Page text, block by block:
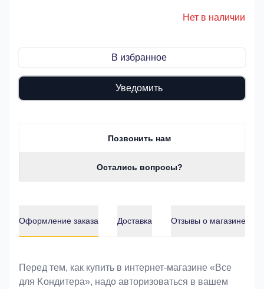
Нет в наличии
В избранное
Уведомить
Позвонить нам
Остались вопросы?
Оформление заказа Доставка Отзывы о магазине
Оформление заказа
Перед тем, как купить в интернет-магазине «Bce
для Koндитeрa», надо авторизоваться в вашем